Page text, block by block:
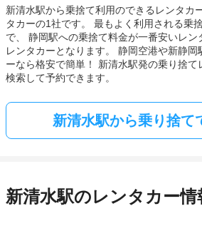
新清水駅から乗捨て利用のできるレンタカ
タカーの1社です。 最もよく利用される乗
で、 静岡駅への乗捨て料金が一番安いレン
レンタカーとなります。 静岡空港や新静岡
ーなら格安で簡単！ 新清水駅発の乗り捨て
検索して予約できます。
新清水駅から乗り捨て
新清水駅のレンタカー情